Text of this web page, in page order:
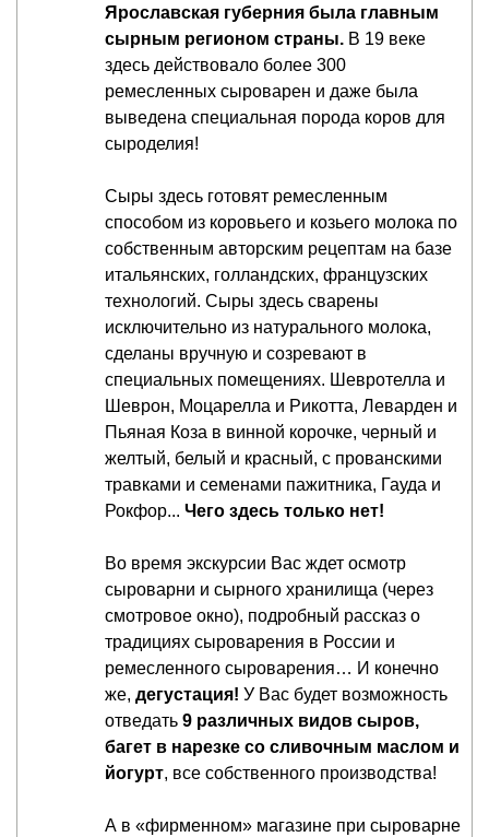
Ярославская губерния была главным
сырным регионом страны. В 19 веке
здесь действовало более 300
ремесленных сыроварен и даже была
выведена специальная порода коров для
сыроделия!
Сыры здесь готовят ремесленным
способом из коровьего и козьего молока по
собственным авторским рецептам на базе
итальянских, голландских, французских
технологий. Сыры здесь сварены
исключительно из натурального молока,
сделаны вручную и созревают в
специальных помещениях. Шевротелла и
Шеврон, Моцарелла и Рикотта, Леварден и
Пьяная Коза в винной корочке, черный и
желтый, белый и красный, с прованскими
травками и семенами пажитника, Гауда и
Рокфор... Чего здесь только нет!
Во время экскурсии Вас ждет осмотр
сыроварни и сырного хранилища (через
смотровое окно), подробный рассказ о
традициях сыроварения в России и
ремесленного сыроварения… И конечно
же, дегустация! У Вас будет возможность
отведать 9 различных видов сыров,
багет в нарезке со сливочным маслом и
йогурт, все собственного производства!
А в «фирменном» магазине при сыроварне